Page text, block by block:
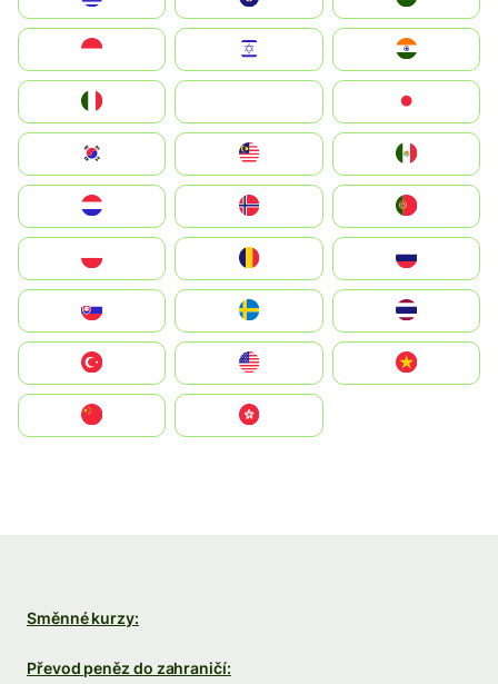
South Korea
United States
中國香港特別行政區
Směnné kurzy:
Převod peněz do zahraničí: